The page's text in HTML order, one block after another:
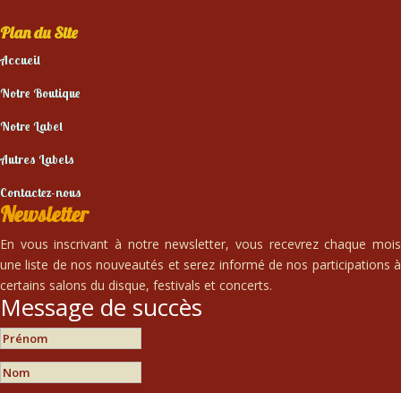
Plan du Site
Accueil
Notre Boutique
Notre Label
Autres Labels
Contactez-nous
Newsletter
En vous inscrivant à notre newsletter, vous recevrez chaque mois
une liste de nos nouveautés et serez informé de nos participations à
certains salons du disque, festivals et concerts.
Message de succès